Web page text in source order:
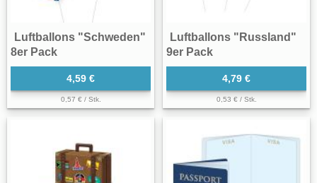
Luftballons "Schweden"
8er Pack
4,59 €
0,57 € / Stk.
Luftballons "Russland"
9er Pack
4,79 €
0,53 € / Stk.